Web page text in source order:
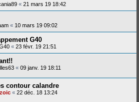
« 21 mars 19 18:42
« 10 mars 19 09:02
G40
« 23 févr. 19 21:51
« 09 janv. 19 18:11
contour calandre
« 22 déc. 18 13:24